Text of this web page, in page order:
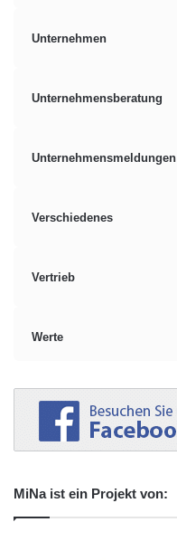
Unternehmen
Unternehmensberatung
Unternehmensmeldungen
Verschiedenes
Vertrieb
Werte
MiNa ist ein Projekt von: